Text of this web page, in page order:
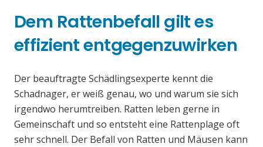
Dem Rattenbefall gilt es
effizient entgegenzuwirken
Der beauftragte Schädlingsexperte kennt die
Schadnager, er weiß genau, wo und warum sie sich
irgendwo herumtreiben. Ratten leben gerne in
Gemeinschaft und so entsteht eine Rattenplage oft
sehr schnell. Der Befall von Ratten und Mäusen kann